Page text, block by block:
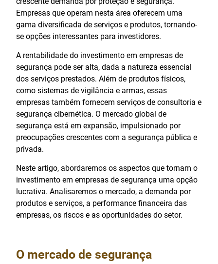
Empresas que operam nesta área oferecem uma
gama diversificada de serviços e produtos, tornando-
se opções interessantes para investidores.
A rentabilidade do investimento em empresas de
segurança pode ser alta, dada a natureza essencial
dos serviços prestados. Além de produtos físicos,
como sistemas de vigilância e armas, essas
empresas também fornecem serviços de consultoria e
segurança cibernética. O mercado global de
segurança está em expansão, impulsionado por
preocupações crescentes com a segurança pública e
privada.
Neste artigo, abordaremos os aspectos que tornam o
investimento em empresas de segurança uma opção
lucrativa. Analisaremos o mercado, a demanda por
produtos e serviços, a performance financeira das
empresas, os riscos e as oportunidades do setor.
O mercado de segurança